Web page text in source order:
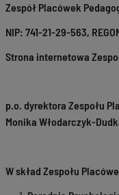
Zespół Placówek
NIP: 741-21-29-563,
Strona internetowa
p.o. dyrektora Zespołu
Monika Włodarczyk-
W skład Zespołu